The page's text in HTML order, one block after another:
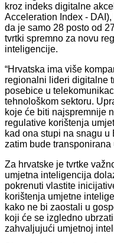
kroz indeks digitalne
Acceleration Index -
da je samo 28 posto od
tvrtki spremno za novu
inteligencije.
“Hrvatska ima više
regionalni lideri digitalne
posebice u
tehnološkom sektoru.
koje će biti najspremnije
regulative korištenja
kad ona stupi na snagu u
zatim bude transponirana
Za hrvatske je tvrtke
umjetna inteligencija
pokrenuti vlastite
korištenja umjetne
kako ne bi zaostali u
koji će se izgledno
zahvaljujući umjetnoj